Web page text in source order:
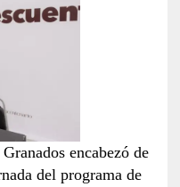
encabezó de
del programa de